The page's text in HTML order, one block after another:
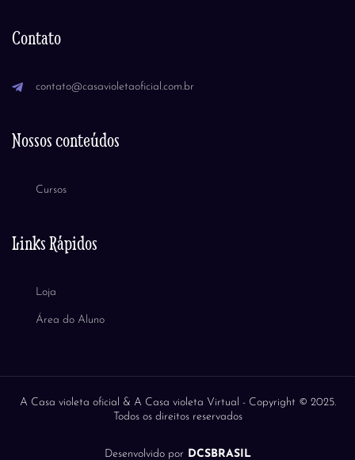
Contato
contato@casavioletaoficial.com.br
Nossos conteúdos
Cursos
Links Rápidos
Loja
Área do Aluno
A Casa violeta oficial & A Casa violeta Virtual - Copyright © 2025.
Todos os direitos reservados
Desenvolvido porDCSBRASIL